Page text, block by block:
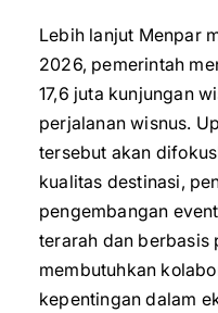
Lebih lanjut Menpar
2026, pemerintah
17,6 juta kunjungan
perjalanan wisnus.
tersebut akan
kualitas destinasi,
pengembangan
terarah dan berbasis
membutuhkan
kepentingan dalam